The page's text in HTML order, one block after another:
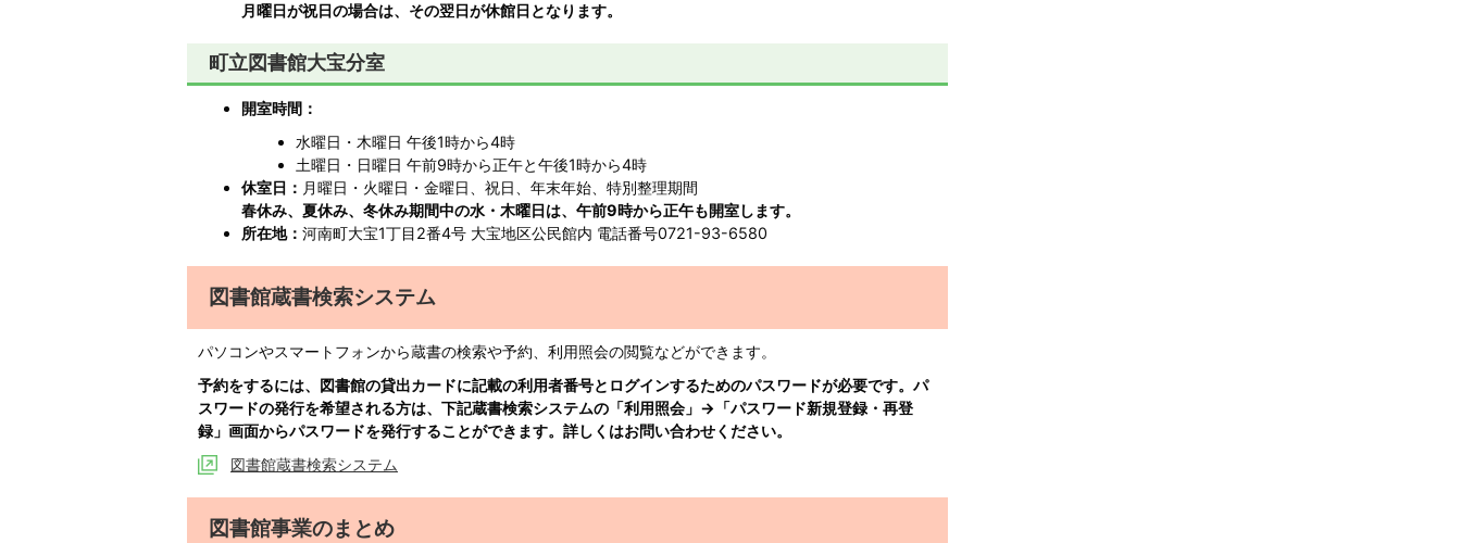
月曜日が祝日の場合は、その翌日が休館日となります。
町立図書館大宝分室
開室時間：
水曜日・木曜日 午後1時から4時
土曜日・日曜日 午前9時から正午と午後1時から4時
休室日： 月曜日・火曜日・金曜日、祝日、年末年始、特別整理期間
春休み、夏休み、冬休み期間中の水・木曜日は、午前9時から正午も開室します。
所在地：河南町大宝1丁目2番4号 大宝地区公民館内 電話番号0721-93-6580
図書館蔵書検索システム
パソコンやスマートフォンから蔵書の検索や予約、利用照会の閲覧などができます。
予約をするには、図書館の貸出カードに記載の利用者番号とログインするためのパスワードが必要です。パ
スワードの発行を希望される方は、下記蔵書検索システムの「利用照会」→「パスワード新規登録・再登
録」画面からパスワードを発行することができます。詳しくはお問い合わせください。
図書館蔵書検索システム
図書館事業のまとめ